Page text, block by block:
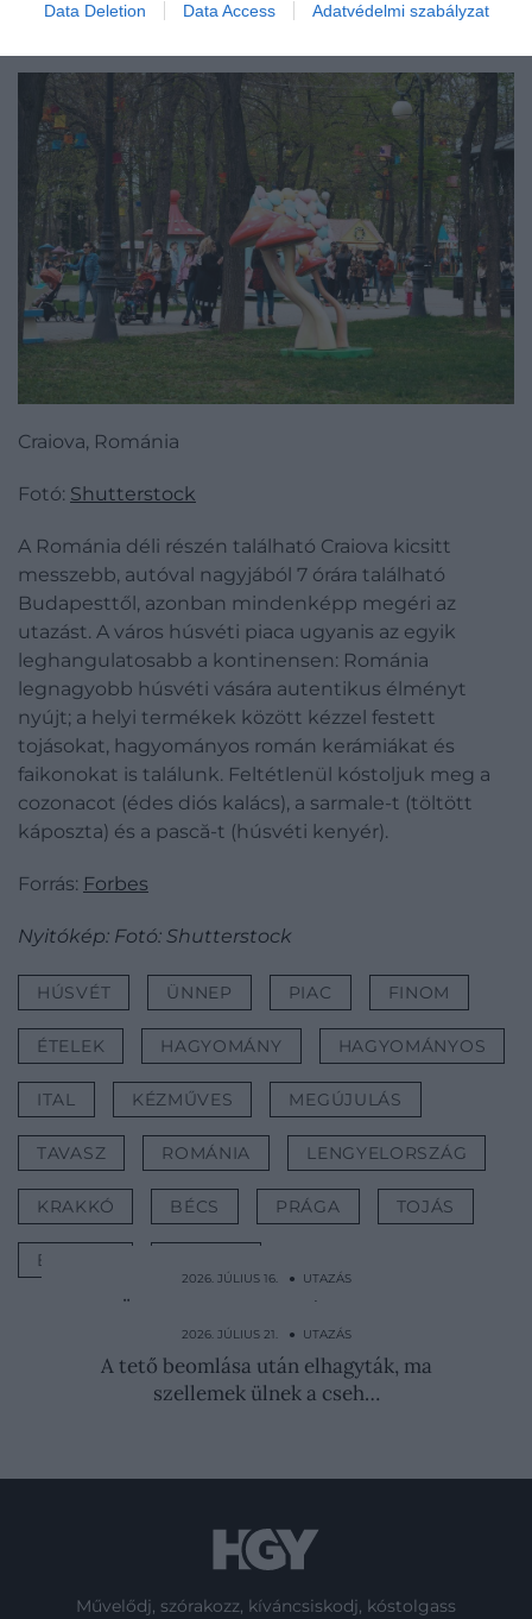
Data Deletion Data Access Adatvédelmi szabályzat
Craiova, Románia
Fotó: Shutterstock
A Románia déli részén található Craiova kicsitt
messzebb, autóval nagyjából 7 órára található
Budapesttől, azonban mindenképp megéri az
utazást. A város húsvéti piaca ugyanis az egyik
leghangulatosabb a kontinensen: Románia
legnagyobb húsvéti vására autentikus élményt
nyújt; a helyi termékek között kézzel festett
tojásokat, hagyományos román kerámiákat és
faikonokat is találunk. Feltétlenül kóstoljuk meg a
cozonacot (édes diós kalács), a sarmale-t (töltött
káposzta) és a pască-t (húsvéti kenyér).
Forrás: Forbes
Nyitókép: Fotó: Shutterstock
HÚSVÉT ÜNNEP PIAC FINOM
ÉTELEK HAGYOMÁNY HAGYOMÁNYOS
ITAL KÉZMŰVES MEGÚJULÁS
TAVASZ ROMÁNIA LENGYELORSZÁG
KRAKKÓ BÉCS PRÁGA TOJÁS
EURÓPA
2026. JÚLIUS 16. ● UTAZÁS
Örökmozgó tornyot álmodtak a
kommunisták, csúfos kudarc…
2026. JÚLIUS 21. ● UTAZÁS
A tető beomlása után elhagyták, ma
szellemek ülnek a cseh…
Művelődj, szórakozz, kíváncsiskodj, kóstolgass